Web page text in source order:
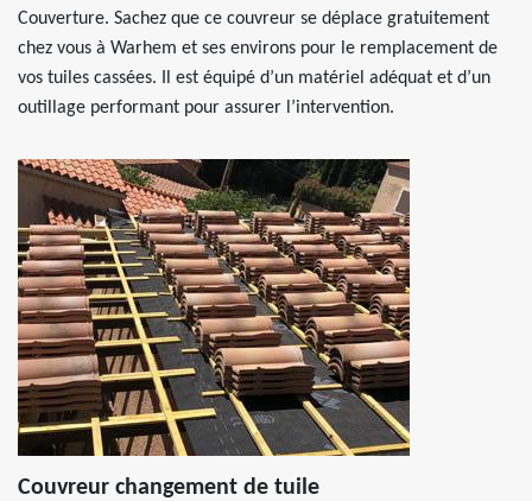
Couverture. Sachez que ce couvreur se déplace gratuitement
chez vous à Warhem et ses environs pour le remplacement de
vos tuiles cassées. Il est équipé d’un matériel adéquat et d’un
outillage performant pour assurer l’intervention.
Couvreur changement de tuile